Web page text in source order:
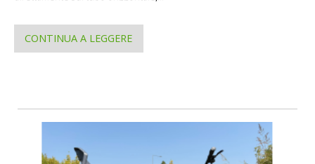
CONTINUA A LEGGERE